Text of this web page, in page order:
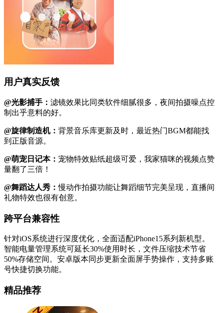
用户真实反馈
@光影捕手： 滤镜效果比同类软件细腻很多，夜间拍摄噪点控
制出乎意料的好。
@旋律制造机： 背景音乐库更新及时，最近热门BGM都能找
到正版音源。
@萌宠日记本： 宠物特效贴纸超级可爱，我家猫咪的视频点赞
量翻了三倍！
@舞蹈达人秀：慢动作拍摄功能让舞蹈细节完美呈现，直播间
礼物特效也很有创意。
跨平台兼容性
针对iOS系统进行深度优化，全面适配iPhone15系列新机型。
智能电量管理系统可延长30%使用时长，文件压缩技术节省
50%存储空间。安卓版本同步更新全面屏手势操作，支持多账
号快捷切换功能。
精品推荐